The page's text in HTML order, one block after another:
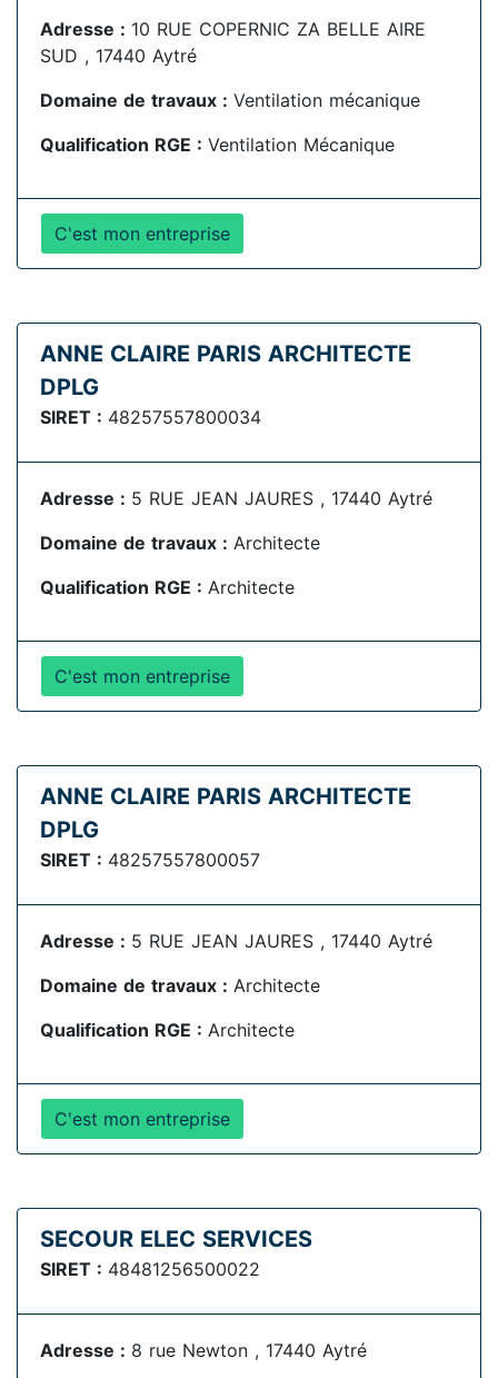
Adresse : 10 RUE COPERNIC ZA BELLE AIRE
SUD , 17440 Aytré
Domaine de travaux : Ventilation mécanique
Qualification RGE : Ventilation Mécanique
C'est mon entreprise
ANNE CLAIRE PARIS ARCHITECTE
DPLG
SIRET : 48257557800034
Adresse : 5 RUE JEAN JAURES , 17440 Aytré
Domaine de travaux : Architecte
Qualification RGE : Architecte
C'est mon entreprise
ANNE CLAIRE PARIS ARCHITECTE
DPLG
SIRET : 48257557800057
Adresse : 5 RUE JEAN JAURES , 17440 Aytré
Domaine de travaux : Architecte
Qualification RGE : Architecte
C'est mon entreprise
SECOUR ELEC SERVICES
SIRET : 48481256500022
Adresse : 8 rue Newton , 17440 Aytré